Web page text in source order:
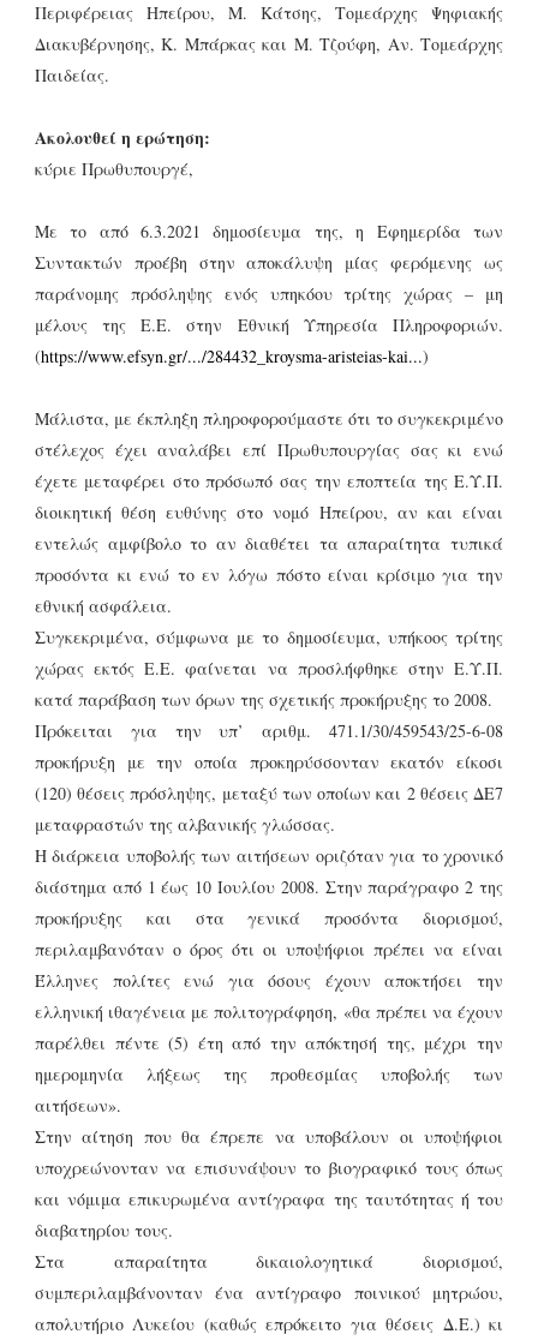
Περιφέρειας Ηπείρου, Μ. Κάτσης, Τομεάρχης Ψηφιακής
Διακυβέρνησης, Κ. Μπάρκας και Μ. Τζούφη, Αν. Τομεάρχης
Παιδείας.
Ακολουθεί η ερώτηση:
κύριε Πρωθυπουργέ,
Με το από 6.3.2021 δημοσίευμα της, η Εφημερίδα των
Συντακτών προέβη στην αποκάλυψη μίας φερόμενης ως
παράνομης πρόσληψης ενός υπηκόου τρίτης χώρας – μη
μέλους της Ε.Ε. στην Εθνική Υπηρεσία Πληροφοριών.
(https://www.efsyn.gr/.../284432_kroysma-aristeias-kai...)
Μάλιστα, με έκπληξη πληροφορούμαστε ότι το συγκεκριμένο
στέλεχος έχει αναλάβει επί Πρωθυπουργίας σας κι ενώ
έχετε μεταφέρει στο πρόσωπό σας την εποπτεία της Ε.Υ.Π.
διοικητική θέση ευθύνης στο νομό Ηπείρου, αν και είναι
εντελώς αμφίβολο το αν διαθέτει τα απαραίτητα τυπικά
προσόντα κι ενώ το εν λόγω πόστο είναι κρίσιμο για την
εθνική ασφάλεια.
Συγκεκριμένα, σύμφωνα με το δημοσίευμα, υπήκοος τρίτης
χώρας εκτός Ε.Ε. φαίνεται να προσλήφθηκε στην Ε.Υ.Π.
κατά παράβαση των όρων της σχετικής προκήρυξης το 2008.
Πρόκειται για την υπ’ αριθμ. 471.1/30/459543/25-6-08
προκήρυξη με την οποία προκηρύσσονταν εκατόν είκοσι
(120) θέσεις πρόσληψης, μεταξύ των οποίων και 2 θέσεις ΔΕ7
μεταφραστών της αλβανικής γλώσσας.
Η διάρκεια υποβολής των αιτήσεων οριζόταν για το χρονικό
διάστημα από 1 έως 10 Ιουλίου 2008. Στην παράγραφο 2 της
προκήρυξης και στα γενικά προσόντα διορισμού,
περιλαμβανόταν ο όρος ότι οι υποψήφιοι πρέπει να είναι
Έλληνες πολίτες ενώ για όσους έχουν αποκτήσει την
ελληνική ιθαγένεια με πολιτογράφηση, «θα πρέπει να έχουν
παρέλθει πέντε (5) έτη από την απόκτησή της, μέχρι την
ημερομηνία λήξεως της προθεσμίας υποβολής των
αιτήσεων».
Στην αίτηση που θα έπρεπε να υποβάλουν οι υποψήφιοι
υποχρεώνονταν να επισυνάψουν το βιογραφικό τους όπως
και νόμιμα επικυρωμένα αντίγραφα της ταυτότητας ή του
διαβατηρίου τους.
Στα απαραίτητα δικαιολογητικά διορισμού,
συμπεριλαμβάνονταν ένα αντίγραφο ποινικού μητρώου,
απολυτήριο Λυκείου (καθώς επρόκειτο για θέσεις Δ.Ε.) κι